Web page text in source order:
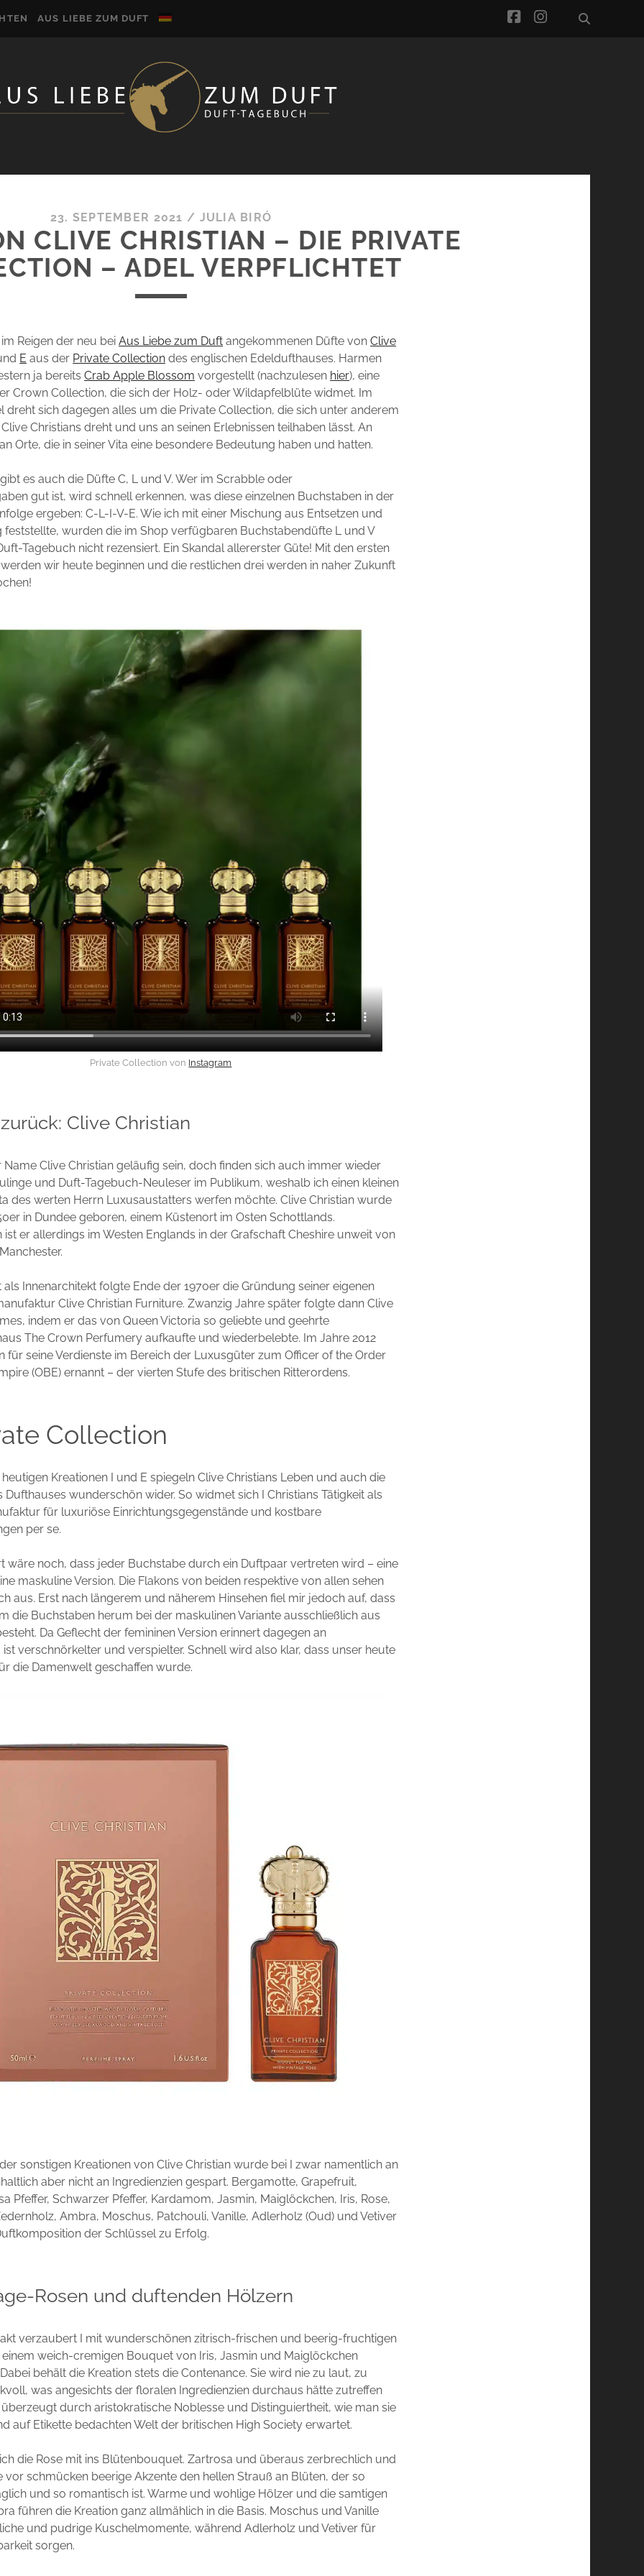
AUS LIEBE ZUM DUFT facebook
instagram
23. SEPTEMBER 2021 / JULIA BIRÓ
CLIVE CHRISTIAN – DIE PRIVATE
– ADEL VERPFLICHTET
Reigen der neu beiAus Liebe zum Duft angekommenen Düfte vonClive
E aus der Private Collection des englischen Edeldufthauses. Harmen
ja bereitsCrab Apple Blossom vorgestellt (nachzulesen hier), eine
Crown Collection, die sich der Holz- oder Wildapfelblüte widmet. Im
dreht sich dagegen alles um die Private Collection, die sich unter anderem
Christians dreht und uns an seinen Erlebnissen teilhaben lässt. An
Orte, die in seiner Vita eine besondere Bedeutung haben und hatten.
es auch die Düfte C, L und V. Wer im Scrabble oder
gut ist, wird schnell erkennen, was diese einzelnen Buchstaben in der
ergeben: C-L-I-V-E. Wie ich mit einer Mischung aus Entsetzen und
feststellte, wurden die im Shop verfügbaren Buchstabendüfte L und V
Tagebuch nicht rezensiert. Ein Skandal allererster Güte! Mit den ersten
wir heute beginnen und die restlichen drei werden in naher Zukunft
Private Collection von Instagram
Clive Christian
Name Clive Christian geläufig sein, doch finden sich auch immer wieder
und Duft-Tagebuch-Neuleser im Publikum, weshalb ich einen kleinen
des werten Herrn Luxusaustatters werfen möchte. Clive Christian wurde
in Dundee geboren, einem Küstenort im Osten Schottlands.
er allerdings im Westen Englands in der Grafschaft Cheshire unweit von
als Innenarchitekt folgte Ende der 1970er die Gründung seiner eigenen
Clive Christian Furniture. Zwanzig Jahre später folgte dann Clive
indem er das von Queen Victoria so geliebte und geehrte
The Crown Perfumery aufkaufte und wiederbelebte. Im Jahre 2012
für seine Verdienste im Bereich der Luxusgüter zum Officer of the Order
(OBE) ernannt – der vierten Stufe des britischen Ritterordens.
Collection
Kreationen I und E spiegeln Clive Christians Leben und auch die
Dufthauses wunderschön wider. So widmet sich I Christians Tätigkeit als
für luxuriöse Einrichtungsgegenstände und kostbare
per se.
wäre noch, dass jeder Buchstabe durch ein Duftpaar vertreten wird – eine
maskuline Version. Die Flakons von beiden respektive von allen sehen
aus. Erst nach längerem und näherem Hinsehen fiel mir jedoch auf, dass
die Buchstaben herum bei der maskulinen Variante ausschließlich aus
Da Geflecht der femininen Version erinnert dagegen an
ist verschnörkelter und verspielter. Schnell wird also klar, dass unser heute
die Damenwelt geschaffen wurde.
sonstigen Kreationen von Clive Christian wurde bei I zwar namentlich an
aber nicht an Ingredienzien gespart. Bergamotte, Grapefruit,
Pfeffer, Schwarzer Pfeffer, Kardamom, Jasmin, Maiglöckchen, Iris, Rose,
Ambra, Moschus, Patchouli, Vanille, Adlerholz (Oud) und Vetiver
der Schlüssel zu Erfolg.
Rosen und duftenden Hölzern
verzaubert I mit wunderschönen zitrisch-frischen und beerig-fruchtigen
weich-cremigen Bouquet von Iris, Jasmin und Maiglöckchen
behält die Kreation stets die Contenance. Sie wird nie zu laut, zu
was angesichts der floralen Ingredienzien durchaus hätte zutreffen
überzeugt durch aristokratische Noblesse und Distinguiertheit, wie man sie
auf Etikette bedachten Welt der britischen High Society erwartet.
die Rose mit ins Blütenbouquet. Zartrosa und überaus zerbrechlich und
vor schmücken beerige Akzente den hellen Strauß an Blüten, der so
und so romantisch ist. Warme und wohlige Hölzer und die samtigen
führen die Kreation ganz allmählich in die Basis. Moschus und Vanille
und pudrige Kuschelmomente, während Adlerholz und Vetiver für
sorgen.